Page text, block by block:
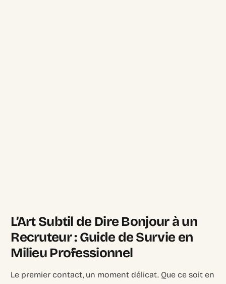
L’Art Subtil de Dire Bonjour à un
Recruteur : Guide de Survie en
Milieu Professionnel
Le premier contact, un moment délicat. Que ce soit en